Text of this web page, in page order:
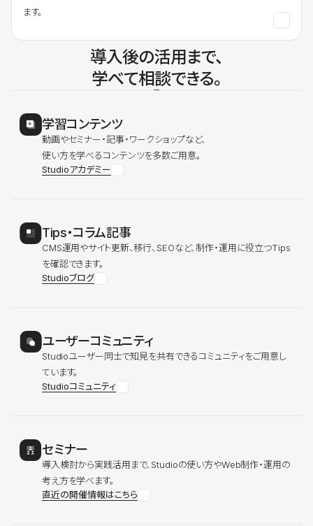
ます。
導入後の活用まで、
学べて相談できる。
学習コンテンツ
動画やセミナー・記事・ワークショップなど、
使い方を学べるコンテンツを多数ご用意。
Studioアカデミー
Tips・コラム記事
CMS運用やサイト更新、移行、SEOなど、制作・運用に役立つTips
を確認できます。
Studioブログ
ユーザーコミュニティ
Studioユーザー同士で知見を共有できるコミュニティをご用意し
ています。
Studioコミュニティ
セミナー
導入検討から実践活用まで、Studioの使い方やWeb制作・運用の
考え方を学べます。
直近の開催情報はこちら